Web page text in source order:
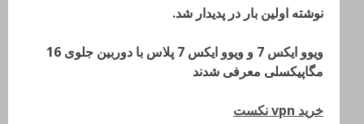
نوشته اولین بار در پدیدار شد.
ویوو ایکس 7 و ویوو ایکس 7 پلاس با دوربین جلوی 16
مگاپیکسلی معرفی شدند
خرید vpn نکست